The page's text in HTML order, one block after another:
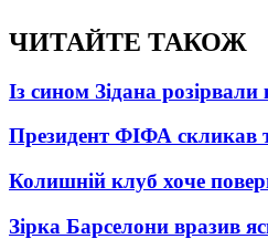
ЧИТАЙТЕ ТАКОЖ
Із сином Зідана
Президент ФІФА скликав
Колишній клуб хоче
Зірка Барселони вразив